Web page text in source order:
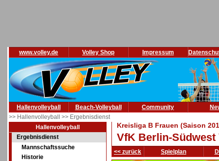
www.volley.de Volley Shop Impressum
Hallenvolleyball Beach-Volleyball Community
>> Hallenvolleyball >> Ergebnisdienst
Hallenvolleyball
Ergebnisdienst
Mannschaftssuche
Historie
Kreisliga B Frauen (Saison
VfK Berlin-Südwest
<< zurück Spielplan